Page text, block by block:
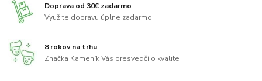
Doprava od 30€ zadarmo
Využite dopravu úplne zadarmo
8 rokov na trhu
Značka Kameník Vás presvedčí o kvalite